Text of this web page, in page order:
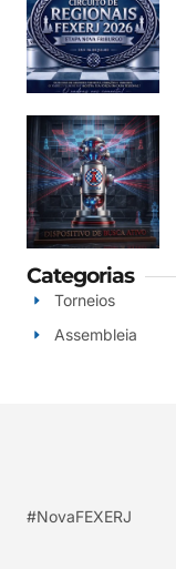
Categorias
Torneios
Assembleia
#NovaFEXERJ